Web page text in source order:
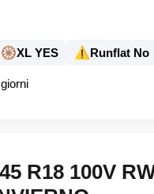
🛞XL YES ⚠️Runflat No
R18 100V